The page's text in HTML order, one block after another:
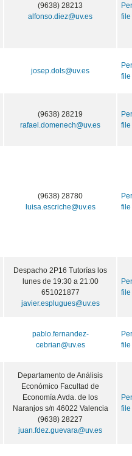
(9638) 28213
alfonso.diez@uv.es
file
josep.dols@uv.es
file
(9638) 28219
rafael.domenech@uv.es
file
(9638) 28780
luisa.escriche@uv.es
file
Despacho 2P16 Tutorías los
lunes de 19:30 a 21:00
651021877
javier.esplugues@uv.es
file
pablo.fernandez-
cebrian@uv.es
file
Departamento de Análisis
Económico Facultad de
Economía Avda. de los
Naranjos s/n 46022 Valencia
(9638) 28227
juan.fdez.guevara@uv.es
file